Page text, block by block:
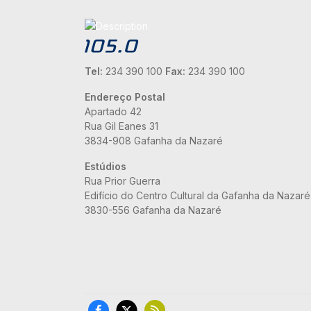
Tel: 234 390 100 Fax: 234 390 100
Endereço Postal
Apartado 42
Rua Gil Eanes 31
3834-908 Gafanha da Nazaré
Estúdios
Rua Prior Guerra
Edifício do Centro Cultural da Gafanha da Nazaré
3830-556 Gafanha da Nazaré